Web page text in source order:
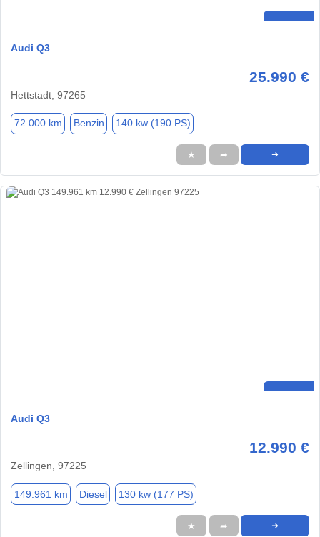
Audi Q3
25.990 €
Hettstadt, 97265
72.000 km Benzin 140 kw (190 PS)
★ ➦ ➜
Audi Q3
12.990 €
Zellingen, 97225
149.961 km Diesel 130 kw (177 PS)
★ ➦ ➜